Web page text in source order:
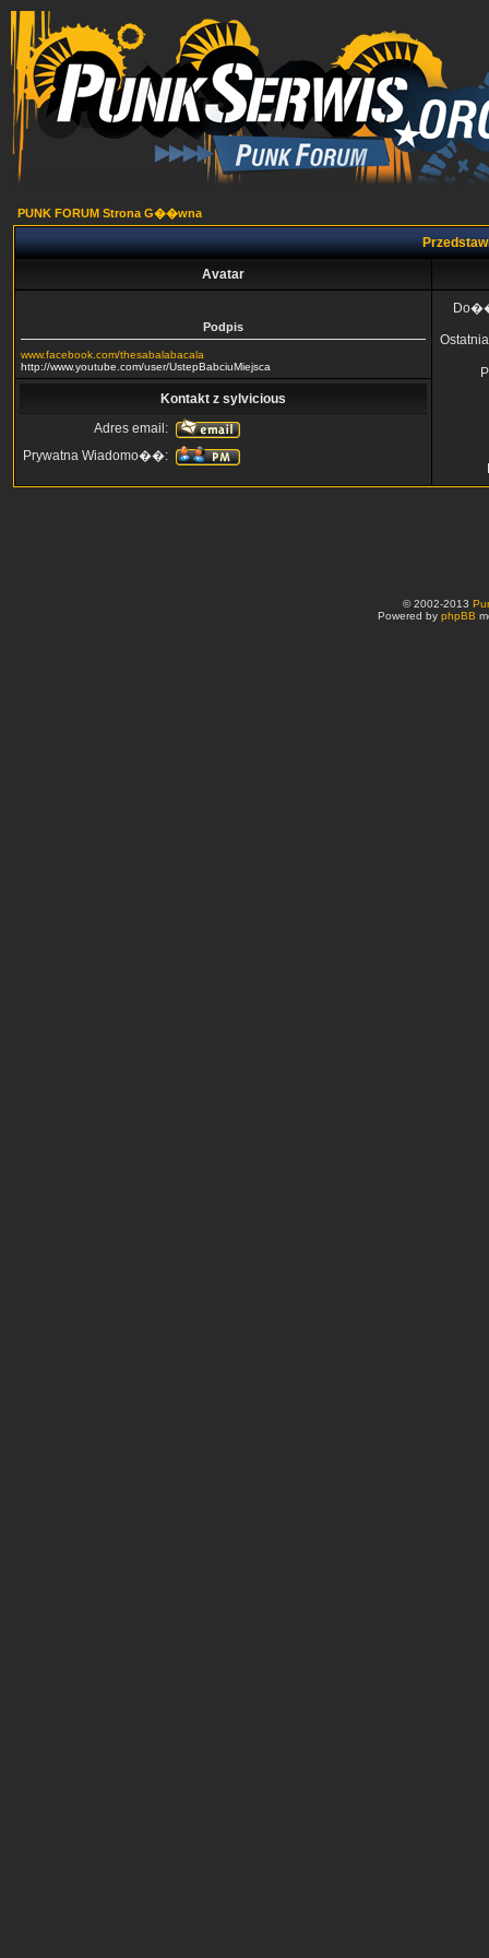
PUNK FORUM Strona G��wna
Avatar
Podpis
www.facebook.com/thesabalabacala
http://www.youtube.com/user/UstepBabciuMiejsca
Kontakt z sylvicious
Adres email:
Prywatna Wiadomo��:
© 2002-2013
Powered by phpBB